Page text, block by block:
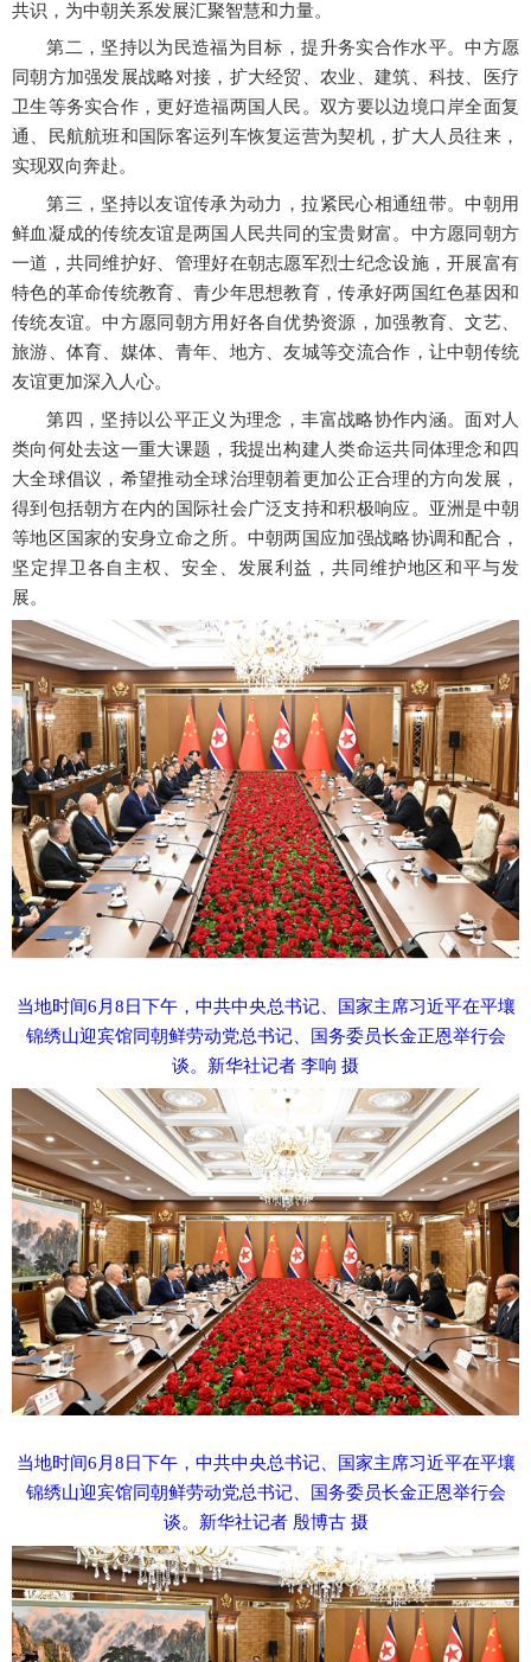
共识，为中朝关系发展汇聚智慧和力量。
第二，坚持以为民造福为目标，提升务实合作水平。中方愿
同朝方加强发展战略对接，扩大经贸、农业、建筑、科技、医疗
卫生等务实合作，更好造福两国人民。双方要以边境口岸全面复
通、民航航班和国际客运列车恢复运营为契机，扩大人员往来，
实现双向奔赴。
第三，坚持以友谊传承为动力，拉紧民心相通纽带。中朝用
鲜血凝成的传统友谊是两国人民共同的宝贵财富。中方愿同朝方
一道，共同维护好、管理好在朝志愿军烈士纪念设施，开展富有
特色的革命传统教育、青少年思想教育，传承好两国红色基因和
传统友谊。中方愿同朝方用好各自优势资源，加强教育、文艺、
旅游、体育、媒体、青年、地方、友城等交流合作，让中朝传统
友谊更加深入人心。
第四，坚持以公平正义为理念，丰富战略协作内涵。面对人
类向何处去这一重大课题，我提出构建人类命运共同体理念和四
大全球倡议，希望推动全球治理朝着更加公正合理的方向发展，
得到包括朝方在内的国际社会广泛支持和积极响应。亚洲是中朝
等地区国家的安身立命之所。中朝两国应加强战略协调和配合，
坚定捍卫各自主权、安全、发展利益，共同维护地区和平与发
展。
当地时间6月8日下午，中共中央总书记、国家主席习近平在平壤
锦绣山迎宾馆同朝鲜劳动党总书记、国务委员长金正恩举行会
谈。新华社记者 李响 摄
当地时间6月8日下午，中共中央总书记、国家主席习近平在平壤
锦绣山迎宾馆同朝鲜劳动党总书记、国务委员长金正恩举行会
谈。新华社记者 殷博古 摄